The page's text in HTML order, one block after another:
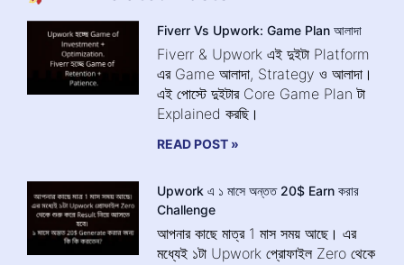
Fiverr Vs Upwork: Game Plan আলাদা
Fiverr & Upwork এই দুইটা Platform
এর Game আলাদা, Strategy ও আলাদা।
এই পোস্টে দুইটার Core Game Plan টা
Explained করছি।
READ POST »
Upwork এ ১ মাসে অন্তত 20$ Earn করার
Challenge
আপনার কাছে মাত্র 1 মাস সময় আছে। এর
মধ্যেই ১টা Upwork প্রোফাইল Zero থেকে